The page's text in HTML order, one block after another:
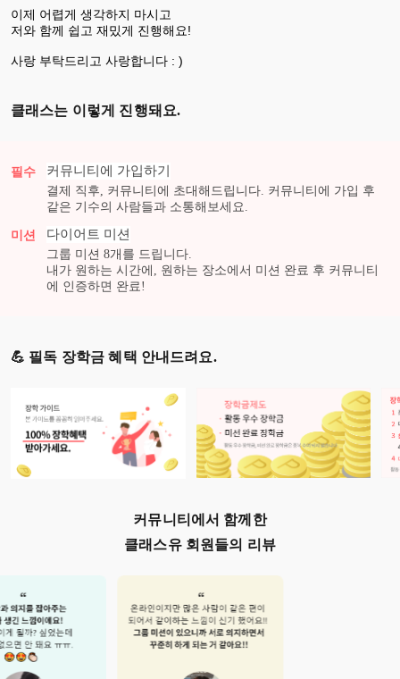
이제 어렵게 생각하지 마시고
저와 함께 쉽고 재밌게 진행해요!
사랑 부탁드리고 사랑합니다 : )
클래스는 이렇게 진행돼요.
필수 커뮤니티에 가입하기
결제 직후, 커뮤니티에 초대해드립니다. 커뮤니티에 가입 후
같은 기수의 사람들과 소통해보세요.
미션 다이어트 미션
그룹 미션 8개를 드립니다.
내가 원하는 시간에, 원하는 장소에서 미션 완료 후 커뮤니티
에 인증하면 완료!
💪 필독 장학금 혜택 안내드려요.
커뮤니티에서 함께한
클래스유 회원들의 리뷰